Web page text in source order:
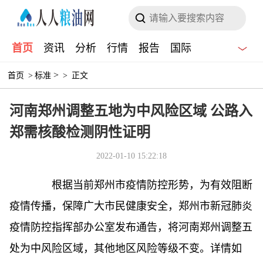
首页 资讯 分析 行情 报告 国际
首页 > 标准 > > 正文
河南郑州调整五地为中风险区域 公路入
郑需核酸检测阴性证明
2022-01-10 15:22:18
根据当前郑州市疫情防控形势，为有效阻断
疫情传播，保障广大市民健康安全，郑州市新冠肺炎
疫情防控指挥部办公室发布通告，将河南郑州调整五
处为中风险区域，其他地区风险等级不变。详情如